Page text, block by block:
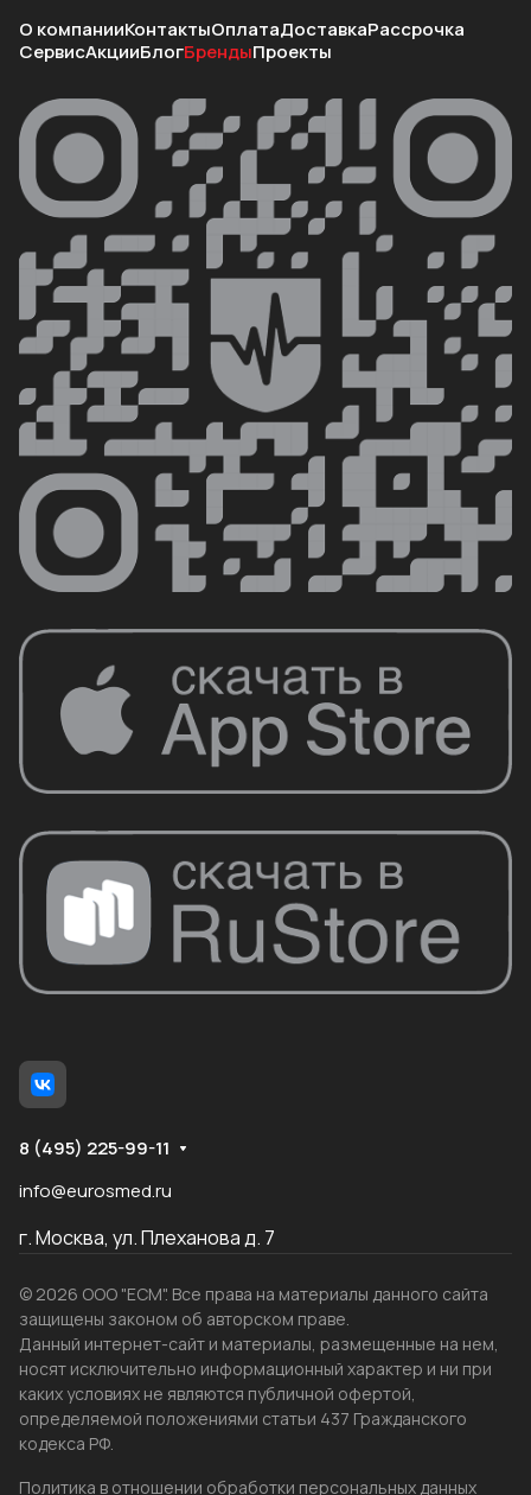
О компанииКонтактыОплатаДоставкаРассрочка
СервисАкцииБлогБрендыПроекты
8 (495) 225-99-11
info@eurosmed.ru
г. Москва, ул. Плеханова д. 7
© 2026 ООО "ЕСМ". Все права на материалы данного сайта
защищены законом об авторском праве.
Данный интернет-сайт и материалы, размещенные на нем,
носят исключительно информационный характер и ни при
каких условиях не являются публичной офертой,
определяемой положениями статьи 437 Гражданского
кодекса РФ.
Политика в отношении обработки персональных данных